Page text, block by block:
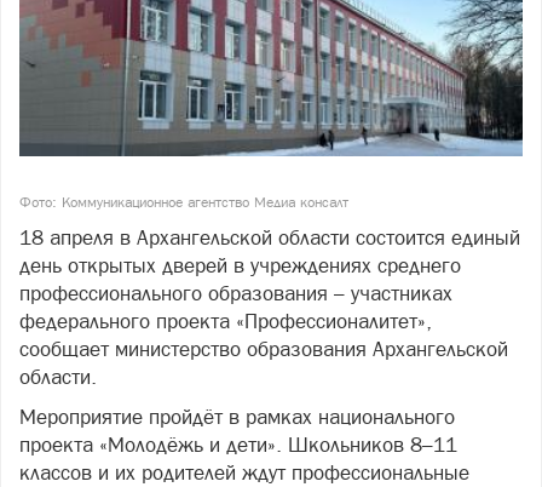
Фото: Коммуникационное агентство Медиа консалт
18 апреля в Архангельской области состоится единый
день открытых дверей в учреждениях среднего
профессионального образования – участниках
федерального проекта «Профессионалитет»,
сообщает министерство образования Архангельской
области.
Мероприятие пройдёт в рамках национального
проекта «Молодёжь и дети». Школьников 8–11
классов и их родителей ждут профессиональные